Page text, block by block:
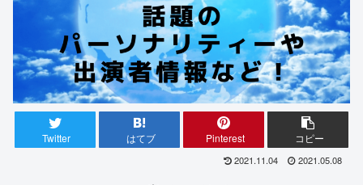
Twitter はてブ Pinterest コピー
2021.11.04 2021.05.08